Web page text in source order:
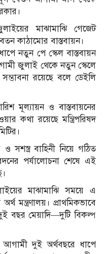
মাঝামাঝি গেজেট
কাঠামোর বাস্তবায়ন।
নতুন পে স্কেল বাস্তবায়ন
জুলাই থেকে নতুন স্কেলে
রয়েছে বলে ডেইলি
মূল্যায়ন ও বাস্তবায়নের
কথা রয়েছে মন্ত্রিপরিষদ
সশস্ত্র বাহিনী নিয়ে গঠিত
পর্যালোচনা শেষে এই
মাঝামাঝি সময়ে এ
মন্ত্রণালয়। প্রাথমিকভাবে
বছর মেয়াদি—দুটি বিকল্প
আগামী দুই অর্থবছরে ধাপে